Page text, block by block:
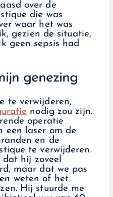
over de
die was
waar het was
gezien de situatie,
geen sepsis had
genezing
te verwijderen,
nodig zou zijn.
operatie
een laser om de
en de
te verwijderen.
hij zoveel
maar dat we pas
weten of het
Hij stuurde me